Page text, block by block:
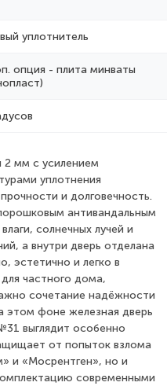
уплотнитель
опция - плита минваты
2 мм с усилением
уплотнения
и долговечность.
антивандальным
солнечных лучей и
а внутри дверь отделана
эстетично и легко в
частного дома,
сочетание надёжности
этом фоне железная дверь
выглядит особенно
от попыток взлома
и «Мосрентген», но и
современными